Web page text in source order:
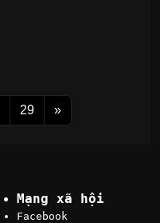
29 »
Mạng xã hội
Facebook